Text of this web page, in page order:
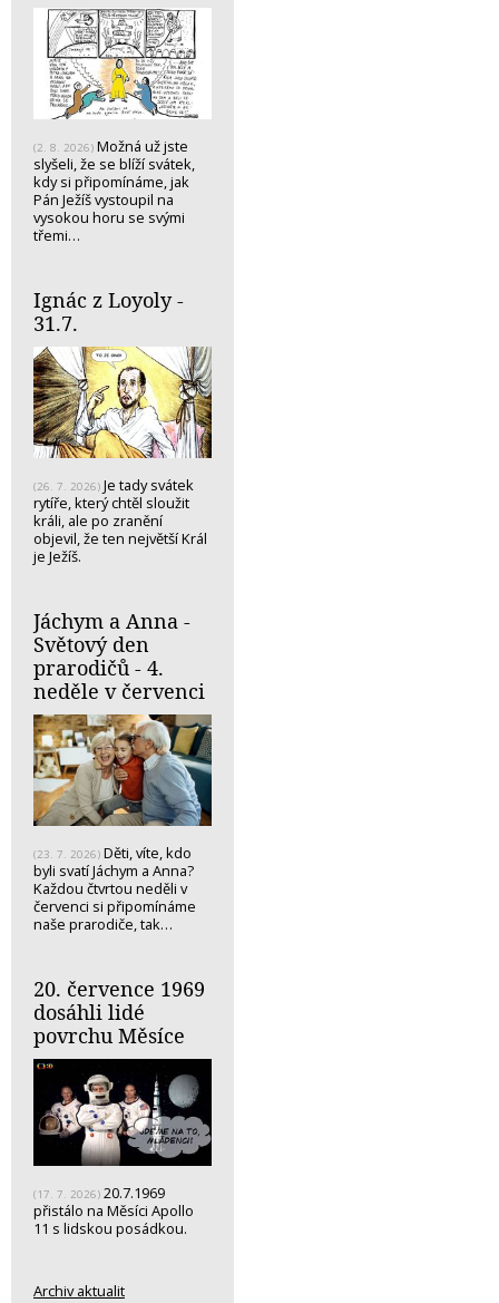
(2. 8. 2026) Možná už jste
slyšeli, že se blíží svátek,
kdy si připomínáme, jak
Pán Ježíš vystoupil na
vysokou horu se svými
třemi…
Ignác z Loyoly -
31.7.
(26. 7. 2026) Je tady svátek
rytíře, který chtěl sloužit
králi, ale po zranění
objevil, že ten největší Král
je Ježíš.
Jáchym a Anna -
Světový den
prarodičů - 4.
neděle v červenci
(23. 7. 2026) Děti, víte, kdo
byli svatí Jáchym a Anna?
Každou čtvrtou neděli v
červenci si připomínáme
naše prarodiče, tak…
20. července 1969
dosáhli lidé
povrchu Měsíce
(17. 7. 2026) 20.7.1969
přistálo na Měsíci Apollo
11 s lidskou posádkou.
Archiv aktualit